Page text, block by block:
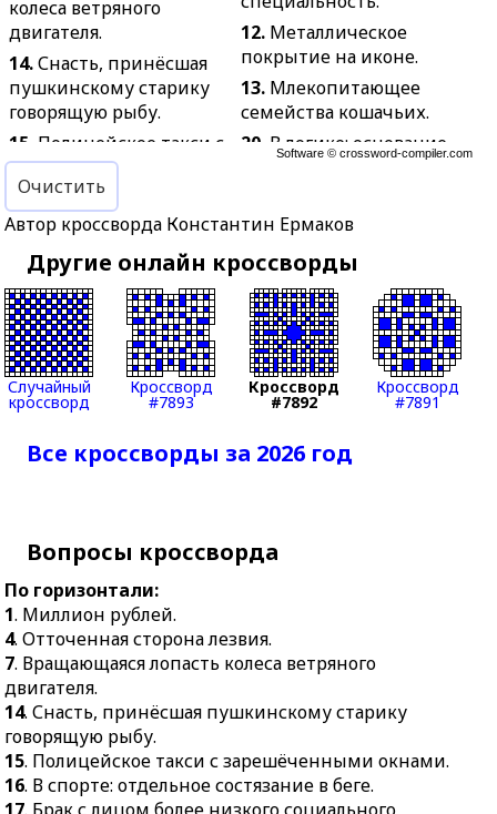
колеса ветряного
двигателя.
14.Снасть, принёсшая
пушкинскому старику
говорящую рыбу.
15. Полицейское такси с
зарешёченными
окнами.
16.В спорте: отдельное
17.Брак с лицом более
низкого социального
положения, класса.
18.Императрица, при
которой особенно
энергично
перестройки в Кремле.
окружающие мышцы.
21.Южное дерево с
сочными сладкими
плодами.
22.Вид прозаического
сочинения,
отличающийся
сжатостью и ёмкостью.
28.Размер оплаты чего-
нибудь.
12. Металлическое
покрытие на иконе.
13. Млекопитающее
семейства кошачьих.
20. В логике: основание
23.Аппарат или
протекают физические
или химические
процессы.
24.Частые прерывистые
звуки.
Резкое
усиление ветра.
облегчения или печали.
34.Колизей для рыцарей
35.Стать, осанка.
управление.
40.Еда, пища,
Software ©crossword-compiler.com
Очистить
Автор кроссворда Константин Ермаков
Другие онлайн кроссворды
Случайный
кроссворд
Кроссворд
#7893
Кроссворд
#7892
Кроссворд
#7891
Все кроссворды за 2026 год
Вопросы кроссворда
По горизонтали:
1. Миллион рублей.
4. Отточенная сторона лезвия.
7. Вращающаяся лопасть колеса ветряного
двигателя.
14. Снасть, принёсшая пушкинскому старику
говорящую рыбу.
15. Полицейское такси с зарешёченными окнами.
16. В спорте: отдельное состязание в беге.